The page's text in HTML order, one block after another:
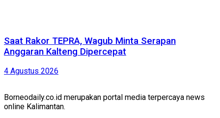
Saat Rakor TEPRA, Wagub Minta Serapan
Anggaran Kalteng Dipercepat
4 Agustus 2026
Borneodaily.co.id merupakan portal media terpercaya news
online Kalimantan.